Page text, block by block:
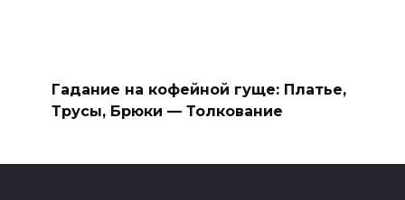
Гадание на кофейной гуще: Платье,
Трусы, Брюки — Толкование